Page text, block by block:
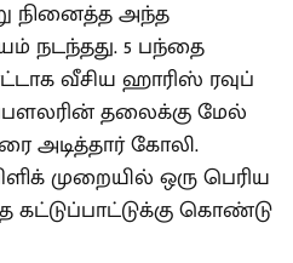
நினைத்த அந்த
நடந்தது. 5 பந்தை
வீசிய ஹாரிஸ் ரவுப்
பௌலரின் தலைக்கு மேல்
அடித்தார் கோலி.
முறையில் ஒரு பெரிய
கொண்டு